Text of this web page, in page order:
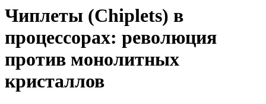
Чиплеты (Chiplets) в
процессорах: революция
против монолитных
кристаллов